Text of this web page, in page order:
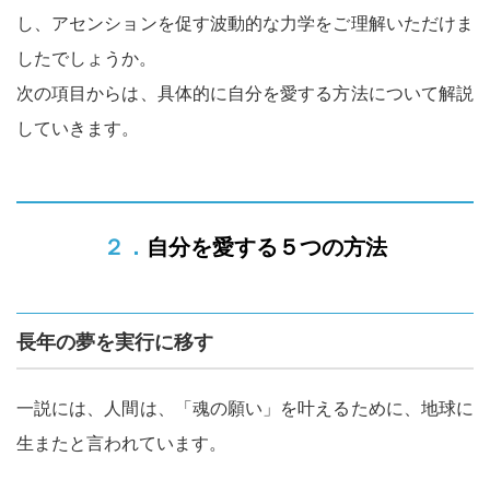
し、アセンションを促す波動的な力学をご理解いただけま
したでしょうか。
次の項目からは、具体的に自分を愛する方法について解説
していきます。
２．自分を愛する５つの方法
長年の夢を実行に移す
一説には、人間は、「魂の願い」を叶えるために、地球に
生またと言われています。